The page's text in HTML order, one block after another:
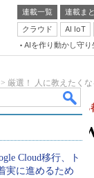
連載一覧 連載ま
クラウド
AI IoT
AIを作り動かし守り
厳選！ 人に教えたく
くなる、
にまつわる
Cloud移行、ト
実に進めるため